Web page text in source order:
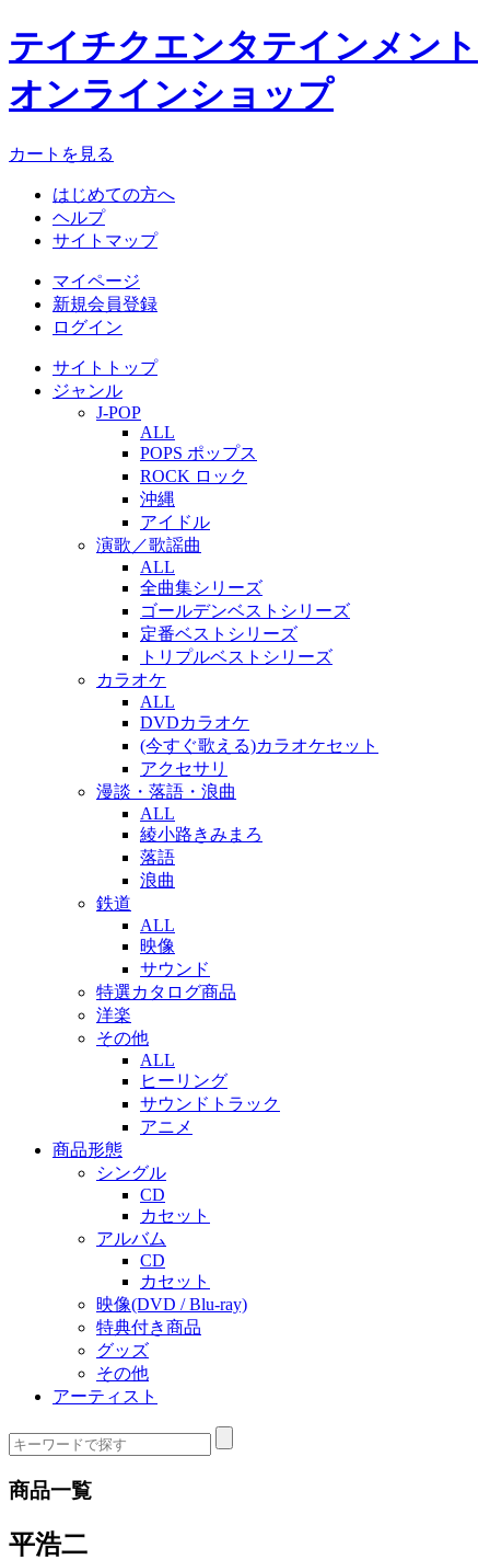
テイチクエンタテインメント
オンラインショップ
カートを見る
はじめての方へ
ヘルプ
サイトマップ
マイページ
新規会員登録
ログイン
サイトトップ
ジャンル
J-POP
ALL
POPS ポップス
ROCK ロック
沖縄
アイドル
演歌／歌謡曲
ALL
全曲集シリーズ
ゴールデンベストシリーズ
定番ベストシリーズ
トリプルベストシリーズ
カラオケ
ALL
DVDカラオケ
(今すぐ歌える)カラオケセット
アクセサリ
漫談・落語・浪曲
ALL
綾小路きみまろ
落語
浪曲
鉄道
ALL
映像
サウンド
特選カタログ商品
洋楽
その他
ALL
ヒーリング
サウンドトラック
アニメ
商品形態
シングル
CD
カセット
アルバム
CD
カセット
映像(DVD / Blu-ray)
特典付き商品
グッズ
その他
アーティスト
商品一覧
平浩二